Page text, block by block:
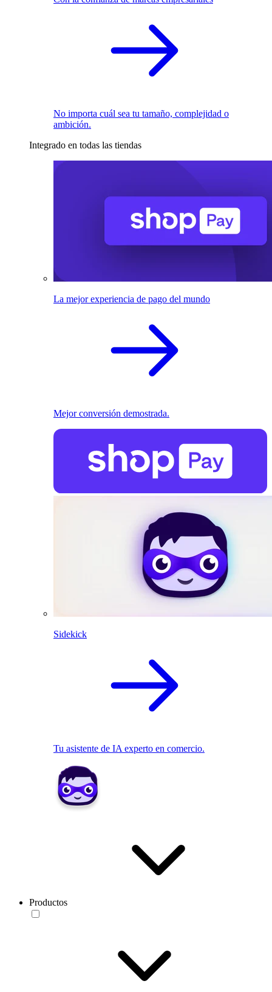
No importa cuál sea tu tamaño, complejidad o
ambición.
Integrado en todas las tiendas
La mejor experiencia de pago del mundo
Mejor conversión demostrada.
Sidekick
Tu asistente de IA experto en comercio.
Productos